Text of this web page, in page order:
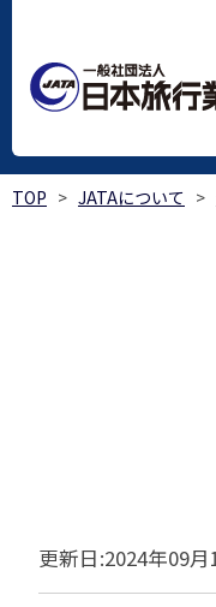
TOP > JATAについて >
更新日:2024年09月